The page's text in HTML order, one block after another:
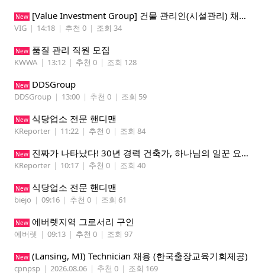
New [Value Investment Group] 건물 관리인(시설관리) 채용 공고
VIG | 14:18 | 추천 0 | 조회 34
New 품질 관리 직원 모집
KWWA | 13:12 | 추천 0 | 조회 128
New DDSGroup
DDSGroup | 13:00 | 추천 0 | 조회 59
New 식당업소 전문 핸디맨
KReporter | 11:22 | 추천 0 | 조회 84
New 진짜가 나타났다! 30년 경력 건축가, 하나님의 일꾼 요한이 책임 시공합니다.
KReporter | 10:17 | 추천 0 | 조회 40
New 식당업소 전문 핸디맨
biejo | 09:16 | 추천 0 | 조회 61
New 에버렛지역 그로서리 구인
에버렛 | 09:13 | 추천 0 | 조회 97
New (Lansing, MI) Technician 채용 (한국출장교육기회제공)
cpnpsp | 2026.08.06 | 추천 0 | 조회 169